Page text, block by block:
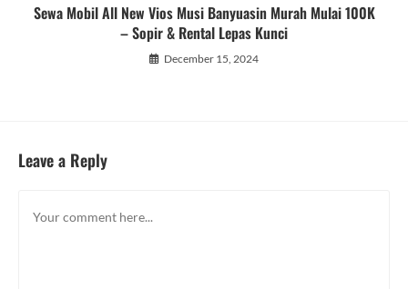
Sewa Mobil All New Vios Musi Banyuasin Murah Mulai 100K
– Sopir & Rental Lepas Kunci
December 15, 2024
Leave a Reply